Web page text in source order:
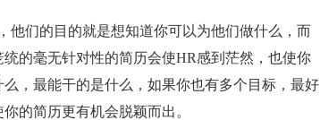
他们的目的就是想知道你可以为他们做什么，而
的毫无针对性的简历会使HR感到茫然，也使你
，最能干的是什么，如果你也有多个目标，最好
的简历更有机会脱颖而出。